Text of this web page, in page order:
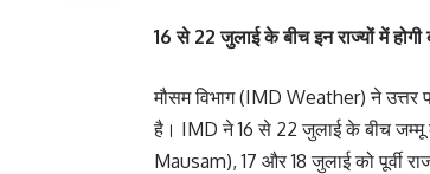
16 से 22 जुलाई के बीच इन राज्यों में होगी
मौसम विभाग (IMD Weather) ने उत्तर
है। IMD ने 16 से 22 जुलाई के बीच जम्मू
Mausam), 17 और 18 जुलाई को पूर्वी